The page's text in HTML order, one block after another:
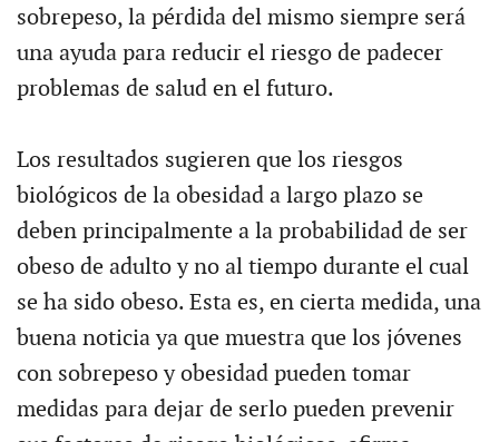
sobrepeso, la pérdida del mismo siempre será
una ayuda para reducir el riesgo de padecer
problemas de salud en el futuro.
Los resultados sugieren que los riesgos
biológicos de la obesidad a largo plazo se
deben principalmente a la probabilidad de ser
obeso de adulto y no al tiempo durante el cual
se ha sido obeso. Esta es, en cierta medida, una
buena noticia ya que muestra que los jóvenes
con sobrepeso y obesidad pueden tomar
medidas para dejar de serlo pueden prevenir